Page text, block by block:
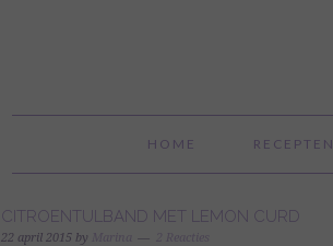
HOME RECEPTEN
CITROENTULBAND MET LEMON CURD
22 april 2015 by Marina 2 Reacties